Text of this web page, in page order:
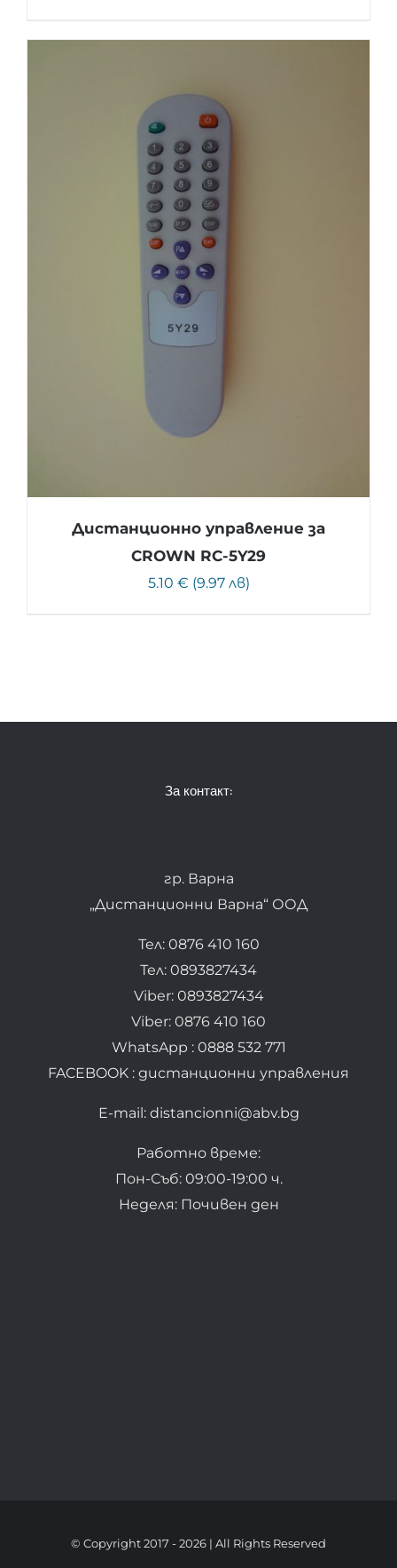
Дистанционно управление за
CROWN RC-5Y29
5.10 € (9.97 лв)
За контакт:
гр. Варна
„Дистанционни Варна“ ООД
Тел: 0876 410 160
Тел: 0893827434
Viber: 0893827434
Viber: 0876 410 160
WhatsApp : 0888 532 771
FACEBOOK : дистанционни управления
E-mail: distancionni@abv.bg
Работно време:
Пон-Съб: 09:00-19:00 ч.
Неделя: Почивен ден
© Copyright 2017 -2026 | All Rights Reserved